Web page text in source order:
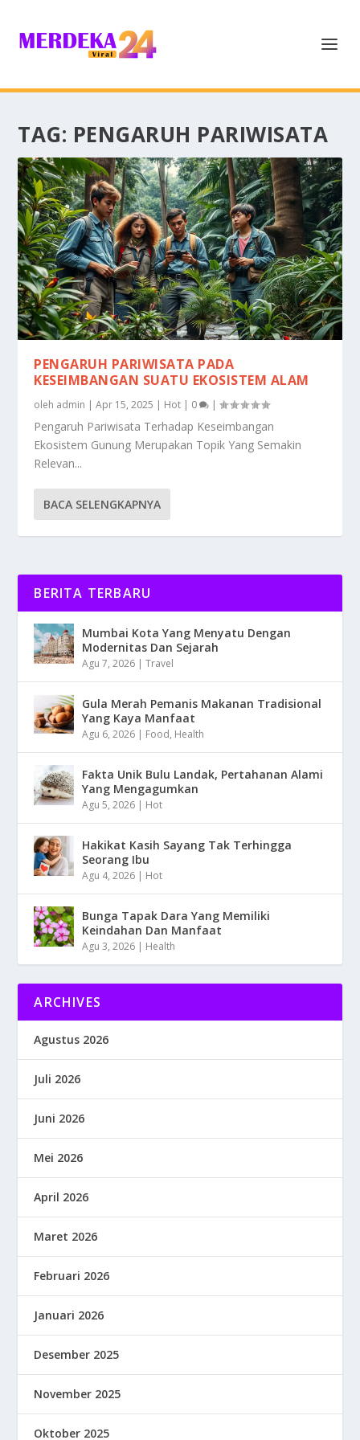
TAG: PENGARUH PARIWISATA
PENGARUH PARIWISATA PADA
KESEIMBANGAN SUATU EKOSISTEM ALAM
oleh admin |Apr 15, 2025 | Hot | 0 |
Pengaruh Pariwisata Terhadap Keseimbangan
Ekosistem Gunung Merupakan Topik Yang Semakin
Relevan...
BACA SELENGKAPNYA
BERITA TERBARU
Mumbai Kota Yang Menyatu Dengan
Modernitas Dan Sejarah
Agu 7, 2026 |Travel
Gula Merah Pemanis Makanan Tradisional
Yang Kaya Manfaat
Agu 6, 2026 | Food, Health
Fakta Unik Bulu Landak, Pertahanan Alami
Yang Mengagumkan
Agu 5, 2026 | Hot
Hakikat Kasih Sayang Tak Terhingga
Seorang Ibu
Agu 4, 2026 | Hot
Bunga Tapak Dara Yang Memiliki
Keindahan Dan Manfaat
Agu 3, 2026 | Health
ARCHIVES
Agustus 2026
Juli 2026
Juni 2026
Mei 2026
April 2026
Maret 2026
Februari 2026
Januari 2026
Desember 2025
November 2025
Oktober 2025